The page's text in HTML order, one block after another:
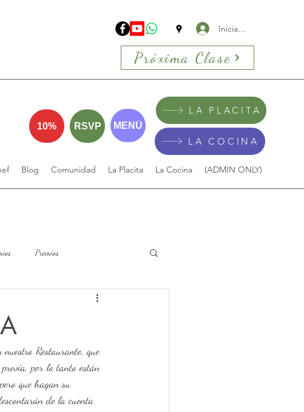
Iniciar sesión
Próxima Clase
10% RSVP MENÚ
LA PLACITA
LA COCINA
Blog Comunidad La Placita La Cocina (ADMIN ONLY)
Premios
Restaurante, que
por lo tanto están
que hagan su
de la cuenta